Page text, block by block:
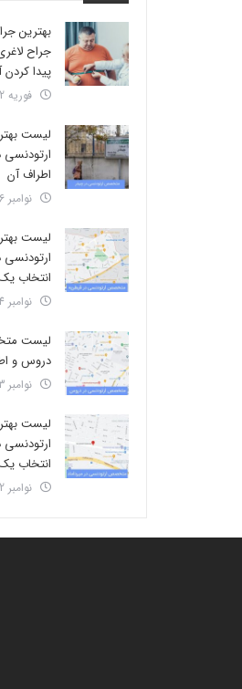
جراح
پیدا
فوریه 22, 2026
لیست
اطراف آن
نوامبر 6, 2024
لیست
انتخاب
نوامبر 4, 2024
لیست
دروس و
نوامبر 3, 2024
لیست
ارتودنسی
انتخاب
نوامبر 2, 2024